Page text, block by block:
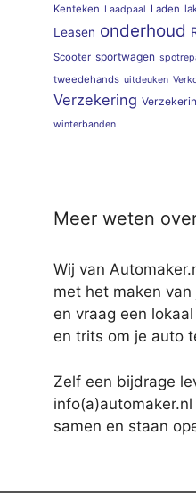
Kenteken Laadpaal Laden
Leasen onderhoud
Scooter sportwagen
tweedehands uitdeuken
Verzekering
winterbanden
Meer weten
Wij van
met het maken
en vraag een
en trits om je auto
Zelf een bijdrage
samen en staan